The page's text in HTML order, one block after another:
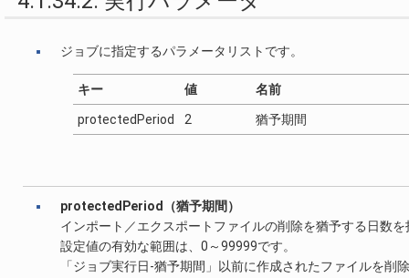
ジョブに指定するパラメータリストです。
キー 値 名前
protectedPeriod 2 猶予期間
protectedPeriod（猶予期間）
インポート／エクスポートファイルの削除を猶予する日数
設定値の有効な範囲は、0～99999です。
「ジョブ実行日-猶予期間」以前に作成されたファイルを削